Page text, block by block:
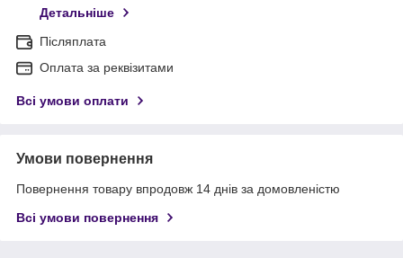
Детальніше
Післяплата
Оплата за реквізитами
Всі умови оплати
Умови повернення
Повернення товару впродовж 14 днів за домовленістю
Всі умови повернення